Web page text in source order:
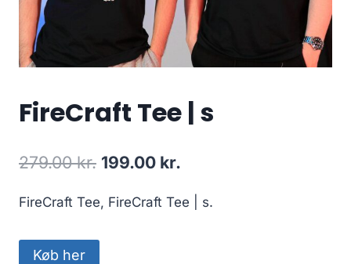
FireCraft Tee | s
279.00kr. Original
was:
199.00 kr.
is:
FireCraft Tee, FireCraft Tee | s.
Køb her